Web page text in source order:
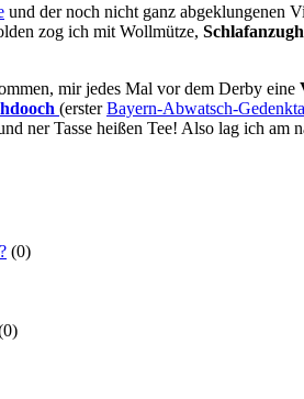
und der noch nicht ganz abgeklungenen
zog ich mit Wollmütze,
mir jedes Mal vor dem Derby eine
(ersterBayern-Abwatsch-
ner Tasse heißen Tee! Also lag ich am
(0)